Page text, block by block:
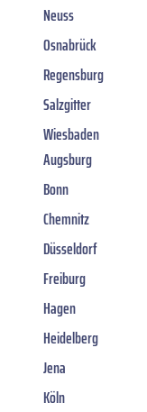
Neuss
Osnabrück
Regensburg
Salzgitter
Wiesbaden
Augsburg
Bonn
Chemnitz
Düsseldorf
Freiburg
Hagen
Heidelberg
Jena
Köln